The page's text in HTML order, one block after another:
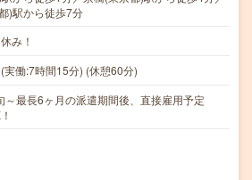
)駅から徒歩7分
み！
働:7時間15分) (休憩60分)
～最長6ヶ月の派遣期間後、直接雇用予定